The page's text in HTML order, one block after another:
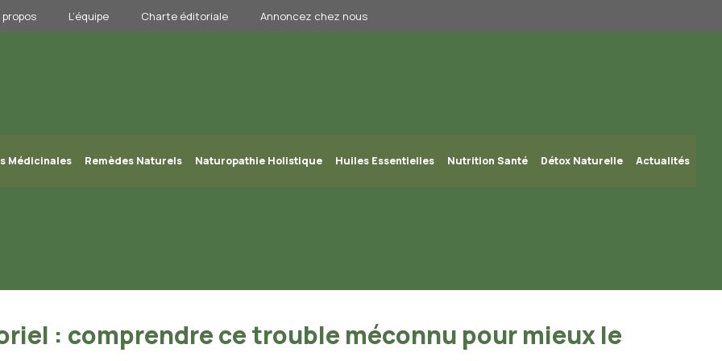
propos L’équipe Charte éditoriale Annoncez chez nous
Médicinales Remèdes Naturels Naturopathie Holistique Huiles Essentielles Nutrition Santé Détox Naturelle Actualités
: comprendre ce trouble méconnu pour mieux le